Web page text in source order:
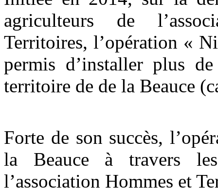
agriculteurs de
Territoires, l’opération «
permis d’installer plus
territoire de de la Beauce
Forte de son succès,
la Beauce à travers
l’association Hommes et